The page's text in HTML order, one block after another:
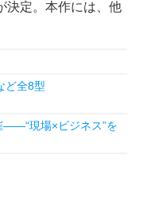
決定。本作には、他
ど全8型
――“現場×ビジネス”を